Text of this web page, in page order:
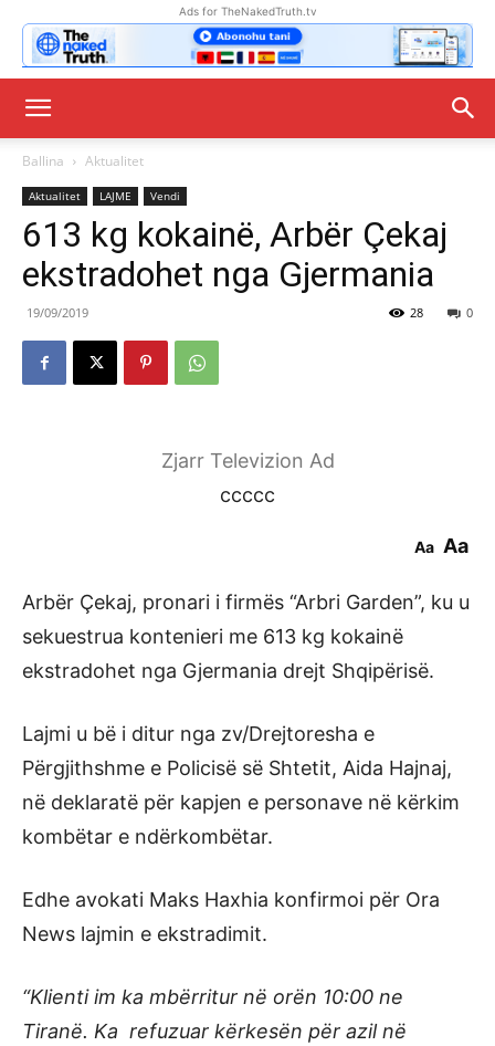
Ads for TheNakedTruth.tv
Ballina Aktualitet
Aktualitet LAJME Vendi
613 kg kokainë, Arbër Çekaj
ekstradohet nga Gjermania
19/09/2019 0
28
Zjarr Televizion Ad
ccccc
Aa Aa
Arbër Çekaj, pronari i firmës “Arbri Garden”, ku u
sekuestrua kontenieri me 613 kg kokainë
ekstradohet nga Gjermania drejt Shqipërisë.
Lajmi u bë i ditur nga zv/Drejtoresha e
Përgjithshme e Policisë së Shtetit, Aida Hajnaj,
në deklaratë për kapjen e personave në kërkim
kombëtar e ndërkombëtar.
Edhe avokati Maks Haxhia konfirmoi për Ora
News lajmin e ekstradimit.
“Klienti im ka mbërritur në orën 10:00 ne
Tiranë. Ka refuzuar kërkesën për azil në